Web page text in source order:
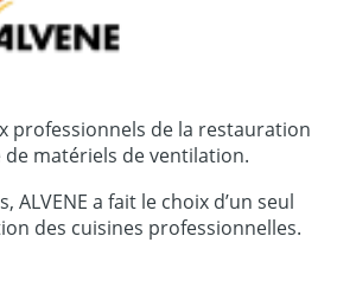
professionnels de la restauration
de matériels de ventilation.
ALVENE a fait le choix d’un seul
des cuisines professionnelles.